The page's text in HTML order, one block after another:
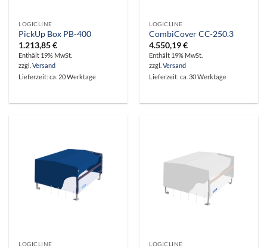
LOGICLINE
PickUp Box PB-400
1.213,85€
Enthält 19% MwSt.
zzgl.Versand
Lieferzeit: ca. 20 Werktage
LOGICLINE
CombiCover CC-250.3
4.550,19€
Enthält 19% MwSt.
zzgl.Versand
Lieferzeit: ca. 30 Werktage
LOGICLINE LOGICLINE